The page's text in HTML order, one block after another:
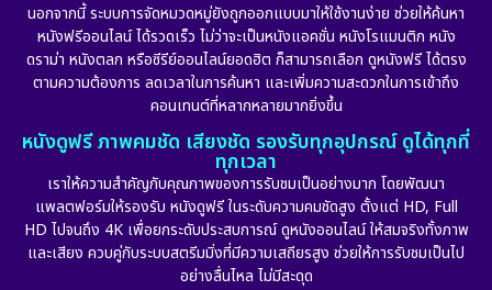
นอกจากนี้ ระบบการจัดหมวดหมู่ยังถูกออกแบบมาให้ใช้งานง่าย ช่วยให้ค้นหา
หนังฟรีออนไลน์ ได้รวดเร็ว ไม่ว่าจะเป็นหนังแอคชั่น หนังโรแมนติก หนัง
ดราม่า หนังตลก หรือซีรีย์ออนไลน์ยอดฮิต ก็สามารถเลือก ดูหนังฟรี ได้ตรง
ตามความต้องการ ลดเวลาในการค้นหา และเพิ่มความสะดวกในการเข้าถึง
คอนเทนต์ที่หลากหลายมากยิ่งขึ้น
หนังดูฟรี ภาพคมชัด เสียงชัด รองรับทุกอุปกรณ์ ดูได้ทุกที่
ทุกเวลา
เราให้ความสำคัญกับคุณภาพของการรับชมเป็นอย่างมาก โดยพัฒนา
แพลตฟอร์มให้รองรับ หนังดูฟรี ในระดับความคมชัดสูง ตั้งแต่ HD, Full
HD ไปจนถึง 4K เพื่อยกระดับประสบการณ์ ดูหนังออนไลน์ ให้สมจริงทั้งภาพ
และเสียง ควบคู่กับระบบสตรีมมิ่งที่มีความเสถียรสูง ช่วยให้การรับชมเป็นไป
อย่างลื่นไหล ไม่มีสะดุด